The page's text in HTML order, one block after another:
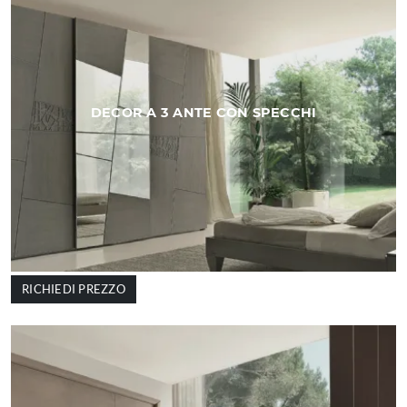
DECOR A 3 ANTE CON SPECCHI
RICHIEDI PREZZO